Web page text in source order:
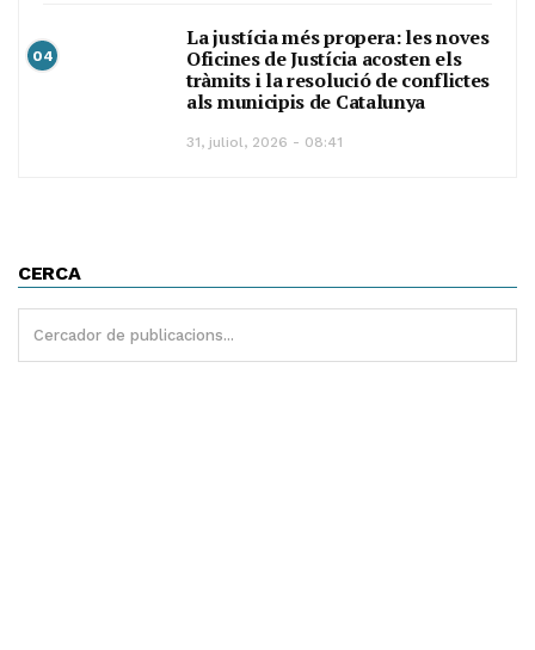
04
La justícia més propera: les noves
Oficines de Justícia acosten els
tràmits i la resolució de conflictes
als municipis de Catalunya
31, juliol, 2026 - 08:41
CERCA